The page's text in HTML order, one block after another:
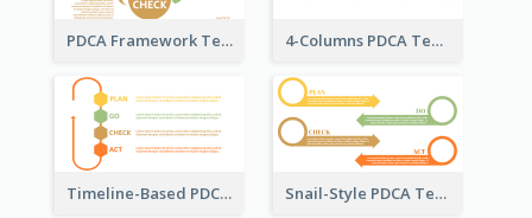
PDCA Framework Template with Semi-Circle 4-Columns PDCA Template
Timeline-Based PDCA Template Snail-Style PDCA Template